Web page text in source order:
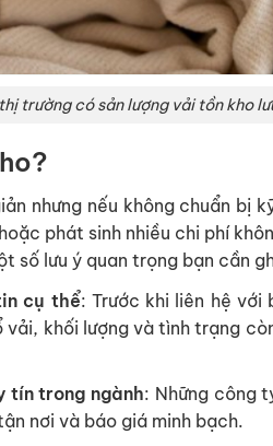
trường có sản lượng vải tồn kho
nhưng nếu không chuẩn bị
phát sinh nhiều chi phí
số lưu ý quan trọng bạn cần
cụ thể: Trước khi liên hệ với
khối lượng và tình trạng
tín trong ngành: Những công
nơi và báo giá minh bạch.